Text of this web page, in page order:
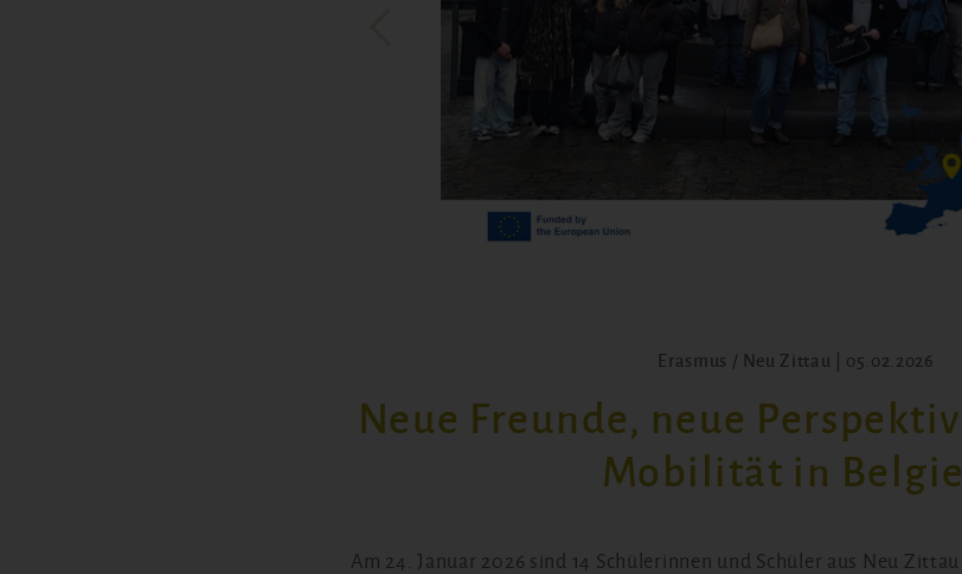
Erasmus / Neu Zittau | 05.02.2026
Neue Freunde, neue
Mobilität in
Am 24. Januar 2026 sind 14 Schülerinnen und Schüler aus Neu